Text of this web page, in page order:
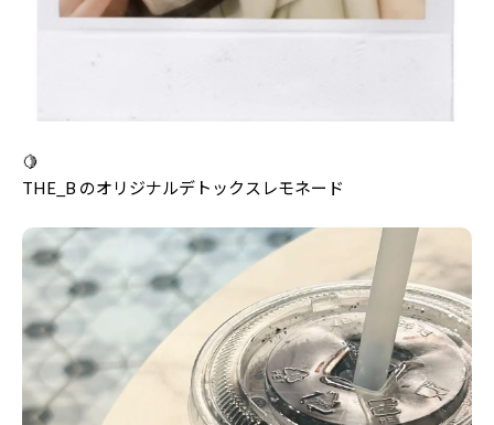
🍋
THE_B のオリジナルデトックスレモネード